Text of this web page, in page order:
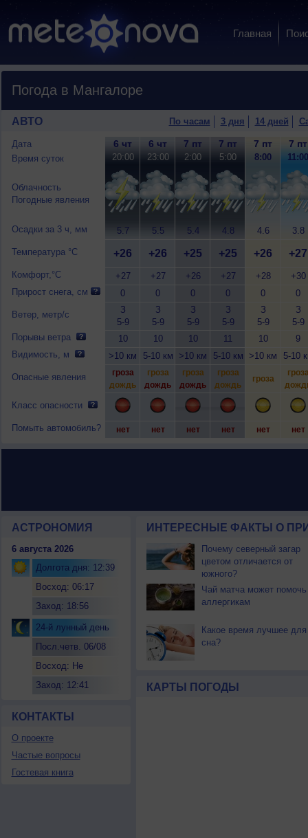
Главная
Погода в Мангалоре
АВТО По часам 3 дня 14 дней
Дата
Время суток
Облачность
Погодные явления
Осадки за 3 ч, мм
Температура °C
Комфорт,°C
Прирост снега, см
Ветер, метр/с
Порывы ветра
Видимость, м
Опасные явления
Класс опасности
Помыть автомобиль?
6 чт
20:00
5.7
+26
+27
0
З
5-9
10
>10 км
гроза
дождь
нет
6 чт
23:00
5.5
+26
+27
0
З
5-9
10
5-10 км
гроза
дождь
нет
7 пт
2:00
5.4
+25
+26
0
З
5-9
10
>10 км
гроза
дождь
нет
7 пт
5:00
4.8
+25
+27
0
З
5-9
11
5-10 км
гроза
дождь
нет
7 пт
8:00
4.6
+26
+28
0
З
5-9
10
>10 км
гроза
нет
7 пт
11:00
3.8
+27
+30
0
З
5-9
9
5-10
нет
АСТРОНОМИЯ
6 августа 2026
Долгота дня: 12:39
Восход: 06:17
Заход: 18:56
24-й лунный день
Посл.четв. 06/08
Восход: Не
Заход: 12:41
КОНТАКТЫ
О проекте
Частые вопросы
Гостевая книга
ИНТЕРЕСНЫЕ ФАКТЫ О
Почему северный загар
цветом отличается от
южного?
Чай матча может помочь
аллергикам
Какое время лучшее для
сна?
КАРТЫ ПОГОДЫ